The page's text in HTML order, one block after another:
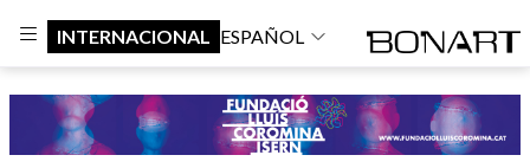
INTERNACIONAL ESPAÑOL